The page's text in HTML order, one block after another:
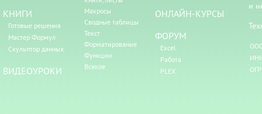
КНИГИ
Готовые решения
Мастер Формул
Скульптор данных
ВИДЕОУРОКИ
Макросы
Сводные таблицы
Текст
Форматирование
Функции
Всякое
ОНЛАЙН-КУРСЫ
ФОРУМ
Excel
Работа
PLEX
и